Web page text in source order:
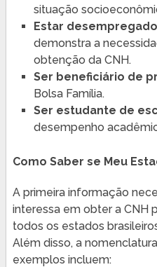
situação
Estar
demonstra a
obtenção da CNH.
Ser beneficiário de
Bolsa Família.
Ser estudante de
desempenho
Como Saber se Meu
A primeira informação
interessa em obter a CNH
todos os estados
Além disso, a
exemplos incluem: